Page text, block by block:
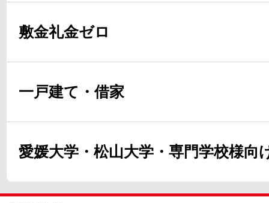
敷金礼金ゼロ
一戸建て・借家
愛媛大学・松山大学・専門学校様向